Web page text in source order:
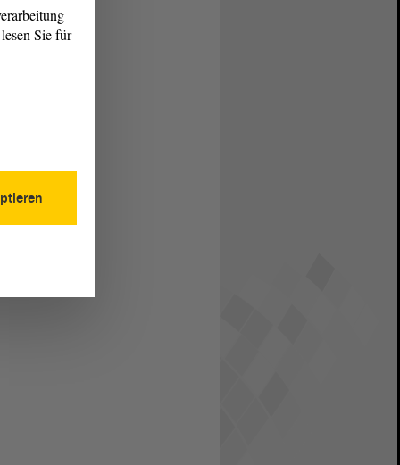
Sie für